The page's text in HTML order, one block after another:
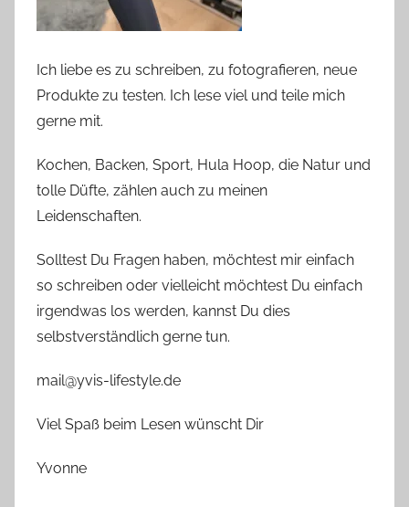
Ich liebe es zu schreiben, zu fotografieren, neue
Produkte zu testen. Ich lese viel und teile mich
gerne mit.
Kochen, Backen, Sport, Hula Hoop, die Natur und
tolle Düfte, zählen auch zu meinen
Leidenschaften.
Solltest Du Fragen haben, möchtest mir einfach
so schreiben oder vielleicht möchtest Du einfach
irgendwas los werden, kannst Du dies
selbstverständlich gerne tun.
mail@yvis-lifestyle.de
Viel Spaß beim Lesen wünscht Dir
Yvonne